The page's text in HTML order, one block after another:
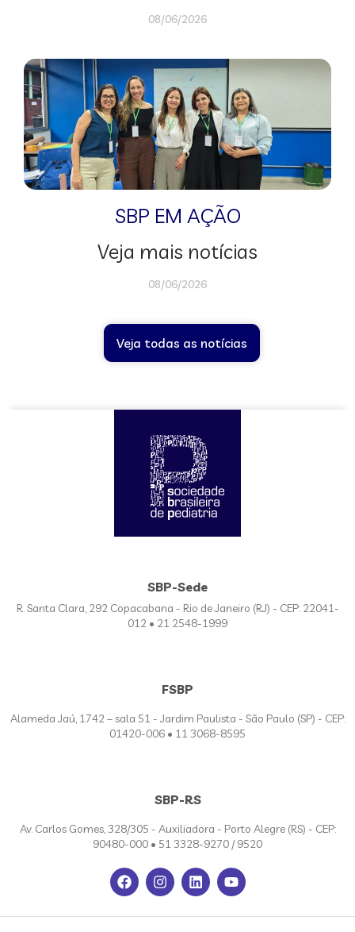
08/06/2026
SBP EM AÇÃO
Veja mais notícias
08/06/2026
Veja todas as notícias
SBP-Sede
R. Santa Clara, 292 Copacabana - Rio de Janeiro (RJ) - CEP: 22041-
012 • 21 2548-1999
FSBP
Alameda Jaú, 1742 – sala 51 - Jardim Paulista - São Paulo (SP) - CEP:
01420-006 • 11 3068-8595
SBP-RS
Av. Carlos Gomes, 328/305 - Auxiliadora - Porto Alegre (RS) - CEP:
90480-000 • 51 3328-9270 / 9520